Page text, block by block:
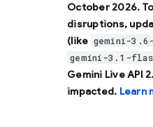
October 2026.
disruptions,
(like gemini-
gemini-3.1-
Gemini Live API
impacted. Learn